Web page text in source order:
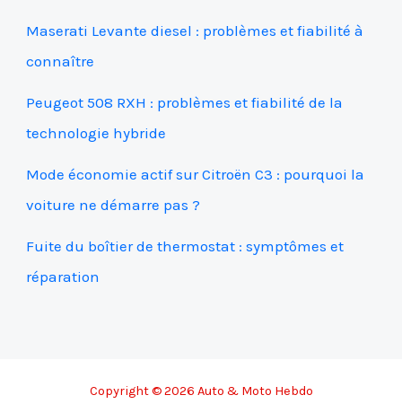
Maserati Levante diesel : problèmes et fiabilité à
connaître
Peugeot 508 RXH : problèmes et fiabilité de la
technologie hybride
Mode économie actif sur Citroën C3 : pourquoi la
voiture ne démarre pas ?
Fuite du boîtier de thermostat : symptômes et
réparation
Copyright © 2026 Auto & Moto Hebdo